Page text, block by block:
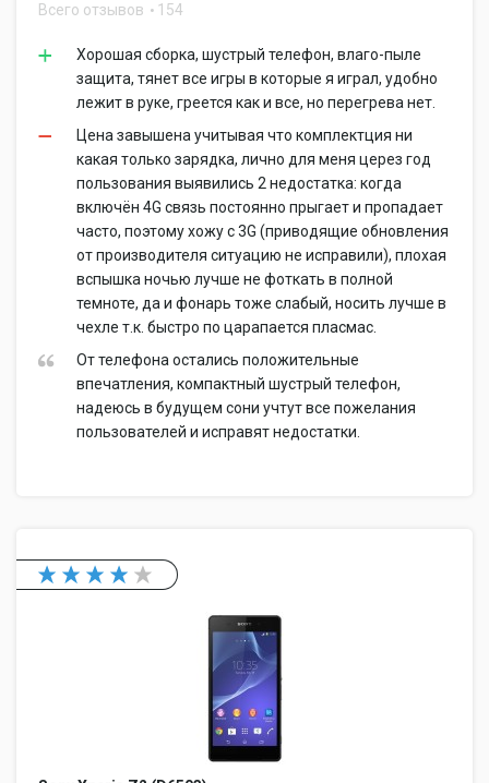
Всего отзывов 154
Хорошая сборка, шустрый телефон, влаго-пыле
защита, тянет все игры в которые я играл, удобно
лежит в руке, греется как и все, но перегрева нет.
Цена завышена учитывая что комплектция ни
какая только зарядка, лично для меня церез год
пользования выявились 2 недостатка: когда
включён 4G связь постоянно прыгает и пропадает
часто, поэтому хожу с 3G (приводящие обновления
от производителя ситуацию не исправили), плохая
вспышка ночью лучше не фоткать в полной
темноте, да и фонарь тоже слабый, носить лучше в
чехле т.к. быстро по царапается пласмас.
От телефона остались положительные
впечатления, компактный шустрый телефон,
надеюсь в будущем сони учтут все пожелания
пользователей и исправят недостатки.